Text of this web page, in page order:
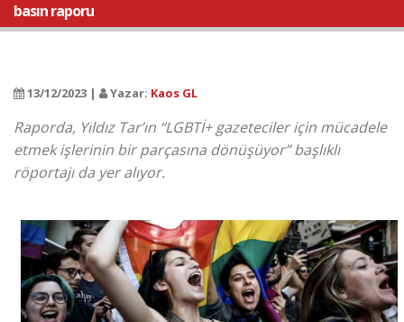
basın raporu
13/12/2023 | Yazar: Kaos GL
Raporda, Yıldız Tar’ın “LGBTİ+ gazeteciler için mücadele
etmek işlerinin bir parçasına dönüşüyor” başlıklı
röportajı da yer alıyor.